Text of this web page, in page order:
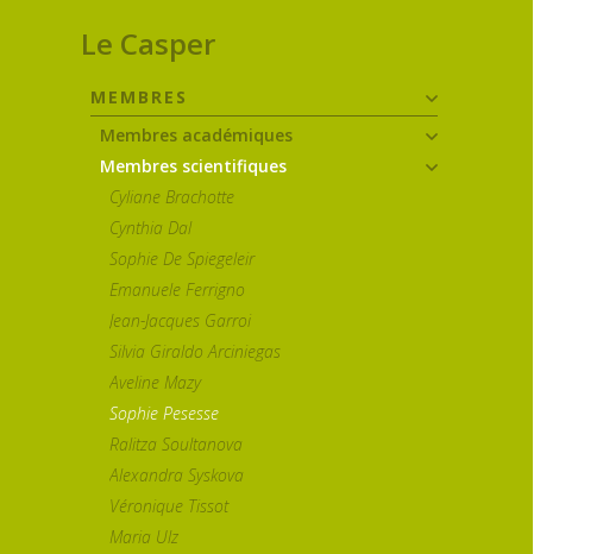
Le Casper
MEMBRES
Membres académiques
Membres scientifiques
Cyliane Brachotte
Cynthia Dal
Sophie De Spiegeleir
Emanuele Ferrigno
Jean-Jacques Garroi
Silvia Giraldo Arciniegas
Aveline Mazy
Sophie Pesesse
Ralitza Soultanova
Alexandra Syskova
Véronique Tissot
Maria Ulz